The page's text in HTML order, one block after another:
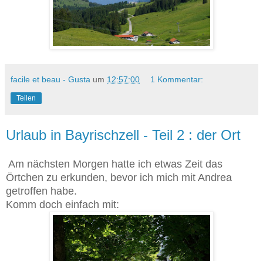
facile et beau - Gusta um 12:57:00 1 Kommentar:
Teilen
Urlaub in Bayrischzell - Teil 2 : der Ort
Am nächsten Morgen hatte ich etwas Zeit das
Örtchen zu erkunden, bevor ich mich mit Andrea
getroffen habe.
Komm doch einfach mit: